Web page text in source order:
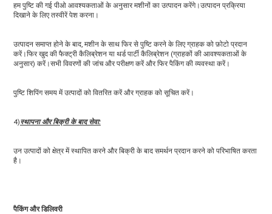
हम पुष्टि की गई पीओ आवश्यकताओं के अनुसार मशीनों का उत्पादन करेंगे।उत्पादन प्रक्रिया
दिखाने के लिए तस्वीरें पेश करना।
उत्पादन समाप्त होने के बाद, मशीन के साथ फिर से पुष्टि करने के लिए ग्राहक को फ़ोटो प्रदान
करें।फिर खुद की फैक्ट्री कैलिब्रेशन या थर्ड पार्टी कैलिब्रेशन (ग्राहकों की आवश्यकताओं के
अनुसार) करें।सभी विवरणों की जांच और परीक्षण करें और फिर पैकिंग की व्यवस्था करें।
पुष्टि शिपिंग समय में उत्पादों को वितरित करें और ग्राहक को सूचित करें।
4)स्थापना और बिक्री के बाद सेवा:
उन उत्पादों को क्षेत्र में स्थापित करने और बिक्री के बाद समर्थन प्रदान करने को परिभाषित करता
है।
पैकिंग और डिलिवरी